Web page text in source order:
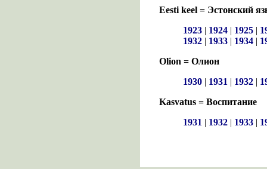
Eesti keel = Эстонский
1923 | 1924 | 1925 |
1932 | 1933 | 1934 |
Olion = Олион
1930 | 1931 | 1932 |
Kasvatus = Воспитание
1931 | 1932 | 1933 |